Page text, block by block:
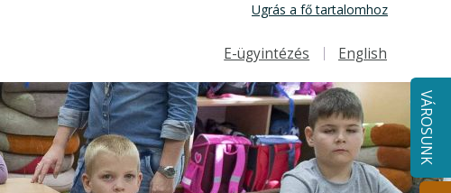
Ugrás a fő tartalomhoz
Felső navigáció
E-ügyintézés English
VÁROSUNK